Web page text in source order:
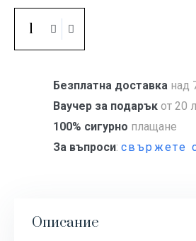
Безплатна доставка над
Ваучер за подарък от 20
100% сигурно плащане
За въпроси: свържете
Описание